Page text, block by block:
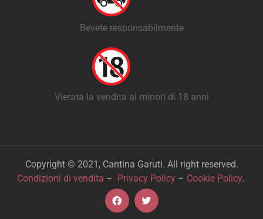
Bevete responsabilmente
Vietata la vendita ai minori di 18 anni
Copyright © 2021, Cantina Garuti. All right reserved.
Condizioni di vendita – Privacy Policy– Cookie Policy.